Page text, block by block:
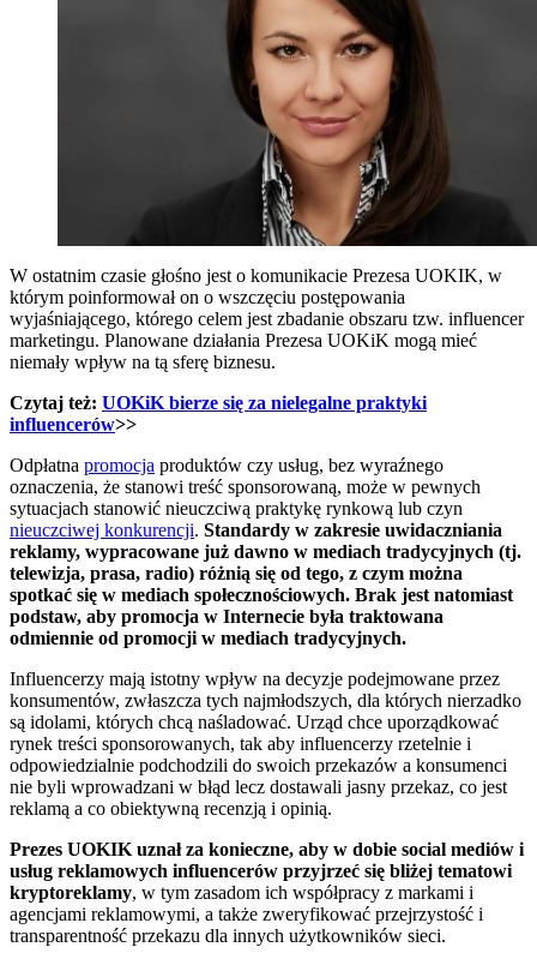
W ostatnim czasie głośno jest o komunikacie Prezesa UOKIK, w
którym poinformował on o wszczęciu postępowania
wyjaśniającego, którego celem jest zbadanie obszaru tzw. influencer
marketingu. Planowane działania Prezesa UOKiK mogą mieć
niemały wpływ na tą sferę biznesu.
Czytaj też: UOKiK bierze się za nielegalne praktyki
influencerów>>
Odpłatna promocja produktów czy usług, bez wyraźnego
oznaczenia, że stanowi treść sponsorowaną, może w pewnych
sytuacjach stanowić nieuczciwą praktykę rynkową lub czyn
nieuczciwej konkurencji. Standardy w zakresie uwidaczniania
reklamy, wypracowane już dawno w mediach tradycyjnych (tj.
telewizja, prasa, radio) różnią się od tego, z czym można
spotkać się w mediach społecznościowych. Brak jest natomiast
podstaw, aby promocja w Internecie była traktowana
odmiennie od promocji w mediach tradycyjnych.
Influencerzy mają istotny wpływ na decyzje podejmowane przez
konsumentów, zwłaszcza tych najmłodszych, dla których nierzadko
są idolami, których chcą naśladować. Urząd chce uporządkować
rynek treści sponsorowanych, tak aby influencerzy rzetelnie i
odpowiedzialnie podchodzili do swoich przekazów a konsumenci
nie byli wprowadzani w błąd lecz dostawali jasny przekaz, co jest
reklamą a co obiektywną recenzją i opinią.
Prezes UOKIK uznał za konieczne, aby w dobie social mediów i
usług reklamowych influencerów przyjrzeć się bliżej tematowi
kryptoreklamy, w tym zasadom ich współpracy z markami i
agencjami reklamowymi, a także zweryfikować przejrzystość i
transparentność przekazu dla innych użytkowników sieci.